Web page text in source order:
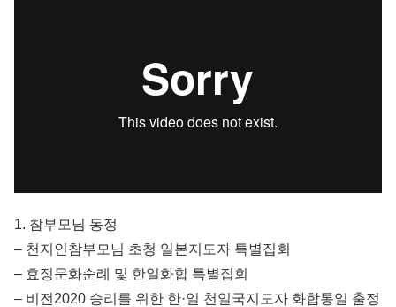
1. 참부모님 동정
– 천지인참부모님 초청 일본지도자 특별집회
– 효정문화순례 및 한일화합 특별집회
– 비전2020 승리를 위한 한·일 천일국지도자 화합통일 출정